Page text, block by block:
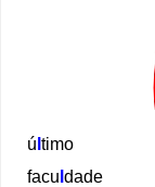
último
faculdade